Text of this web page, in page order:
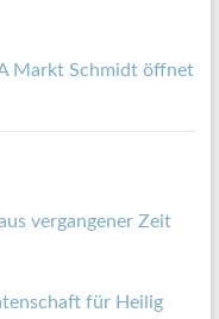
Markt Schmidt öffnet
vergangener Zeit
für Heilig